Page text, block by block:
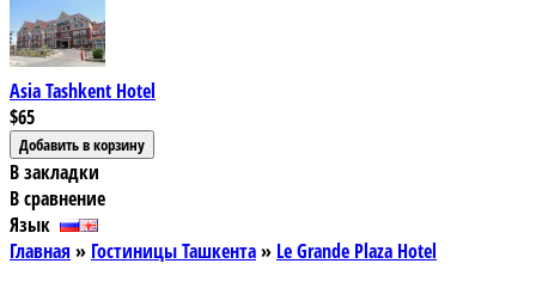
Asia Tashkent Hotel
$65
В закладки
В сравнение
Язык
Главная » Гостиницы Ташкента» Le Grande Plaza Hotel